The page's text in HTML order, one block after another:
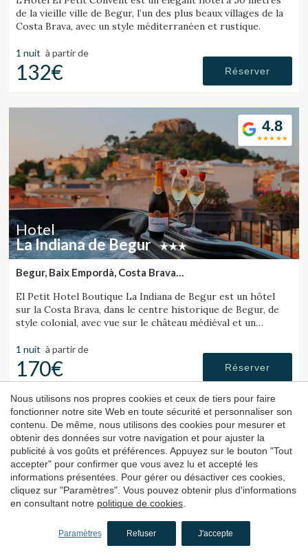
de la vieille ville de Begur, l’un des plus beaux villages de la
Costa Brava, avec un style méditerranéen et rustique.
1 nuit à partir de
132€ Réserver
4.8
Hotel
La Indiana de Begur
Begur, Baix Empordà, Costa Brava
El Petit Hotel Boutique La Indiana de Begur est un hôtel
sur la Costa Brava, dans le centre historique de Begur, de
style colonial, avec vue sur le château médiéval et un
1 nuit à partir de
170€ Réserver
4.2
Hostal
Sa Tuna
Nous utilisons nos propres cookies et ceux de tiers pour faire
fonctionner notre site Web en toute sécurité et personnaliser son
contenu. De même, nous utilisons des cookies pour mesurer et
obtenir des données sur votre navigation et pour ajuster la
publicité à vos goûts et préférences. Appuyez sur le bouton "Tout
accepter" pour confirmer que vous avez lu et accepté les
informations présentées. Pour gérer ou désactiver ces cookies,
cliquez sur "Paramètres". Vous pouvez obtenir plus d'informations
en consultant notre politique de cookies
Paramètres Refuser J'accepte